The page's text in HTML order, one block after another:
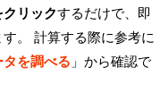
リックするだけで、即
。 計算する際に参考に
を調べる 」から確認で